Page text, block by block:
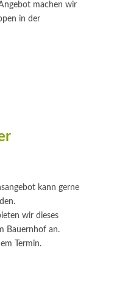
machen wir
in der
kann gerne
wir dieses
Bauernhof an.
Termin.